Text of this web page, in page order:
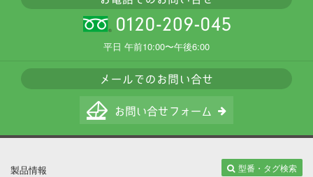
平日 午前10:00〜午後6:00
製品情報
型番・タグ検索